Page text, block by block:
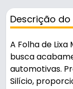
Descrição
A Folha de
busca
automotivas.
Silício,